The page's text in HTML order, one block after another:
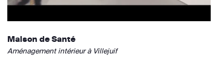
Maison de Santé
Aménagement intérieur à Villejuif